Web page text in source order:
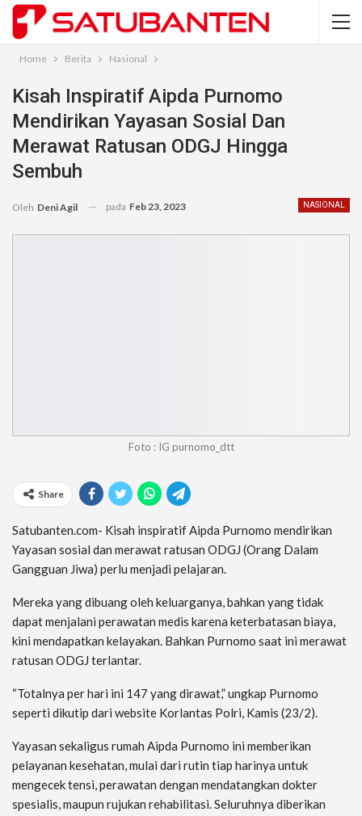
Home Berita Nasional
Kisah Inspiratif Aipda Purnomo
Mendirikan Yayasan Sosial Dan
Merawat Ratusan ODGJ Hingga
Sembuh
NASIONAL
Oleh Deni Agil pada Feb 23, 2023
Foto : IG purnomo_dtt
Share
Satubanten.com- Kisah inspiratif Aipda Purnomo mendirikan
Yayasan sosial dan merawat ratusan ODGJ (Orang Dalam
Gangguan Jiwa) perlu menjadi pelajaran.
Mereka yang dibuang oleh keluarganya, bahkan yang tidak
dapat menjalani perawatan medis karena keterbatasan biaya,
kini mendapatkan kelayakan. Bahkan Purnomo saat ini merawat
ratusan ODGJ terlantar.
“Totalnya per hari ini 147 yang dirawat,” ungkap Purnomo
seperti dikutip dari website Korlantas Polri, Kamis (23/2).
Yayasan sekaligus rumah Aipda Purnomo ini memberikan
pelayanan kesehatan, mulai dari rutin tiap harinya untuk
mengecek tensi, perawatan dengan mendatangkan dokter
spesialis, maupun rujukan rehabilitasi. Seluruhnya diberikan